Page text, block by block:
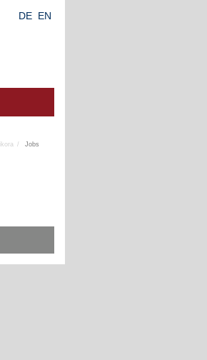
DE EN
Jobs